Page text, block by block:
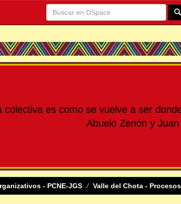
es como se vuelve a ser
Abuelo Zenón y
- PCNE-JGS Valle del Chota -